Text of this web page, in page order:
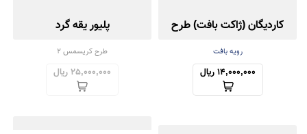
کاردیگان (ژاکت بافت) طرح
زبرا
رویه بافت
14,000,000 ریال
پلیور یقه گرد
طرح کریسمس 2
25,000,000 ریال